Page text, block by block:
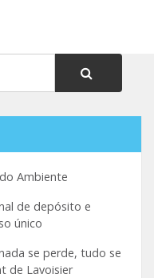
Ambiente
de depósito e
único
se perde, tudo se
de Lavoisier